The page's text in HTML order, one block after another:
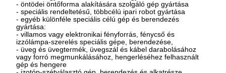
- öntödei öntőforma alakítására szolgáló gép gyártása
- speciális rendeltetésű, többcélú ipari robot gyártása
- egyéb különféle speciális célú gép és berendezés
gyártása:
- villamos vagy elektronikai fényforrás, fénycső és
izzólámpa-szerelés speciális gépe, berendezése,
- üveg és üvegtermék, üvegszál és kábel darabolásához
vagy forró megmunkálásához, hengerléséhez felhasznált
gép és hengere